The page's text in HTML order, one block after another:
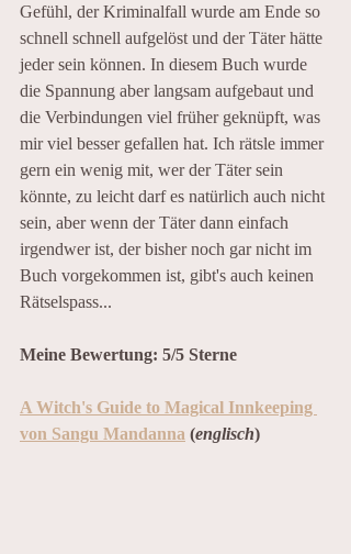
Gefühl, der Kriminalfall wurde am Ende so
schnell schnell aufgelöst und der Täter hätte
jeder sein können. In diesem Buch wurde
die Spannung aber langsam aufgebaut und
die Verbindungen viel früher geknüpft, was
mir viel besser gefallen hat. Ich rätsle immer
gern ein wenig mit, wer der Täter sein
könnte, zu leicht darf es natürlich auch nicht
sein, aber wenn der Täter dann einfach
irgendwer ist, der bisher noch gar nicht im
Buch vorgekommen ist, gibt's auch keinen
Rätselspass...
Meine Bewertung: 5/5 Sterne
A Witch's Guide to Magical Innkeeping
von Sangu Mandanna (englisch)